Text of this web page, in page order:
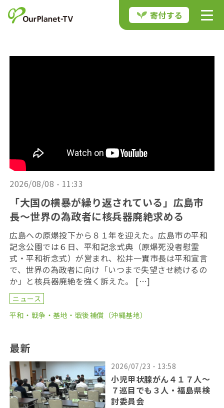
寄付する
2026/08/08 - 11:33
「大国の横暴が繰り返されている」広島市
長〜世界の為政者に核兵器廃絶求める
広島への原爆投下から８１年を迎えた。広島市の平和
記念公園では６日、平和記念式典（原爆死没者慰霊
式・平和祈念式）が営まれ、松井一實市長は平和宣言
で、世界の為政者に向け「いつまで失望させ続けるの
か」と核兵器廃絶を強く訴えた。 […]
ニュース
平和・戦争・基地・戦後補償（沖縄基地）
最新
2026/07/23 - 13:58
小児甲状腺がん４１７人〜
７巡目でも３人・福島県検
討委員会